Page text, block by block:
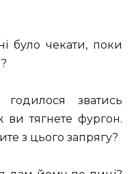
було чекати, поки
зватись
тягнете фургон.
з цього запрягу?